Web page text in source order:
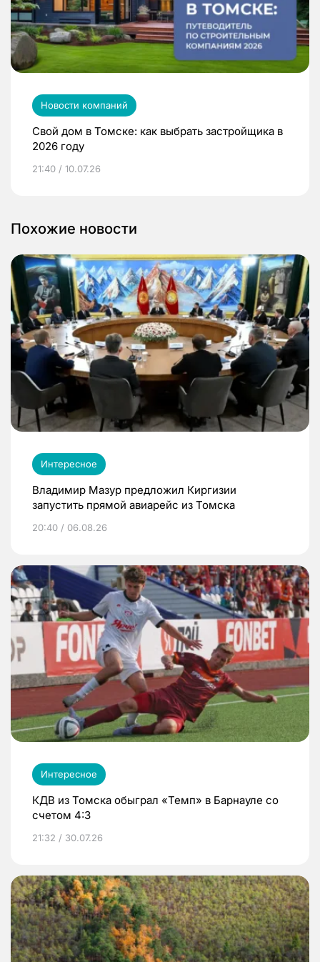
Новости компаний
Свой дом в Томске: как выбрать застройщика в
2026 году
21:40 / 10.07.26
Похожие новости
Интересное
Владимир Мазур предложил Киргизии
запустить прямой авиарейс из Томска
20:40 / 06.08.26
Интересное
КДВ из Томска обыграл «Темп» в Барнауле со
счетом 4:3
21:32 / 30.07.26